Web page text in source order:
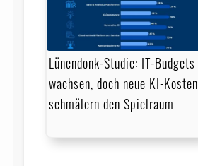
Lünendonk-Studie: IT-Budgets
wachsen, doch neue KI-Kosten
schmälern den Spielraum